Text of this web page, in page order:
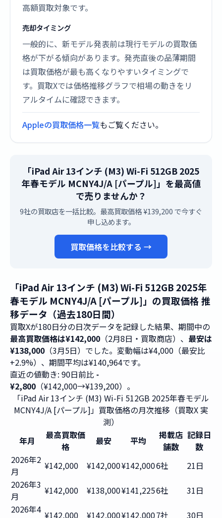
高額買取対象です。
売却タイミング
一般的に、新モデル発表前は現行モデルの買取価
格が下がる傾向があります。発売直後の品薄期間
は買取価格が最も高くなりやすいタイミングで
す。買取Xでは価格推移グラフで相場の動きをリ
アルタイムに確認できます。
Appleの買取価格一覧もご覧ください。
「iPad Air 13インチ (M3) Wi-Fi 512GB 2025
年春モデル MCNY4J/A [パープル]」を最高値
で売りませんか？
9社の買取店を一括比較。最高買取価格 ¥139,200 で今すぐ
申し込めます。
買取価格を比較する →
「iPad Air 13インチ (M3) Wi-Fi 512GB 2025年
春モデル MCNY4J/A [パープル]」の買取価格 推
移データ（過去180日間）
買取Xが180日分の日次データを記録した結果、期間中の
最高買取価格は¥142,000 （2月8日・買取商店）、 最安は
¥138,000 （3月5日）でした。変動幅は¥4,000（最安比
+2.9%）、期間平均は¥140,964です。
直近の値動き: 90日前比 -
¥2,800 （¥142,000→¥139,200）。
「iPad Air 13インチ (M3) Wi-Fi 512GB 2025年春モデル
MCNY4J/A [パープル]」買取価格の月次推移（買取X 実
測）
年月
最高買取価
格
最安 平均
掲載店
舗数
記録日
数
2026年2
月
¥142,000 ¥142,000¥142,0006社
21日
2026年3
月
¥142,000 ¥138,000¥141,2256社
31日
2026年4 ¥142,000 ¥142,000¥142,0007社 30日